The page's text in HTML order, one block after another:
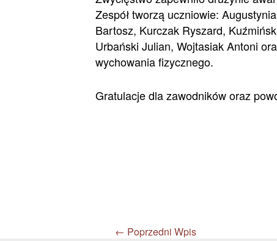
Zespół tworzą uczniowie:
Bartosz, Kurczak Ryszard,
Urbański Julian, Wojtasiak Antoni
wychowania fizycznego.
Gratulacje dla zawodników oraz
← Poprzedni Wpis